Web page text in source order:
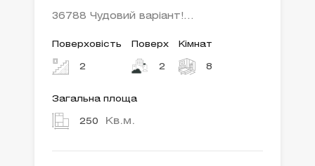
36788 Чудовий варіант!…
Поверховість
2
Поверх
2
Кімнат
8
Загальна площа
250 Кв.м.